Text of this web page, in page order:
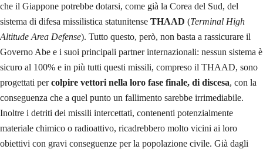
che il Giappone potrebbe dotarsi, come già la Corea del Sud, del
sistema di difesa missilistica statunitense THAAD (Terminal High
Altitude Area Defense). Tutto questo, però, non basta a rassicurare il
Governo Abe e i suoi principali partner internazionali: nessun sistema è
sicuro al 100% e in più tutti questi missili, compreso il THAAD, sono
progettati percolpire vettori nella loro fase finale, di discesa, con la
conseguenza che a quel punto un fallimento sarebbe irrimediabile.
Inoltre i detriti dei missili intercettati, contenenti potenzialmente
materiale chimico o radioattivo, ricadrebbero molto vicini ai loro
obiettivi con gravi conseguenze per la popolazione civile. Già dagli